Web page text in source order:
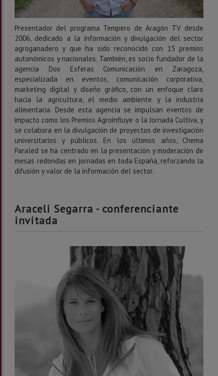
Presentador del programa Tempero de Aragón TV desde
2006, dedicado a la información y divulgación del sector
agroganadero y que ha sido reconocido con 15 premios
autonómicos y nacionales. También, es socio fundador de la
agencia Dos Esferas Comunicación en Zaragoza,
especializada en eventos, comunicación corporativa,
marketing digital y diseño gráfico, con un enfoque claro
hacia la agricultura, el medio ambiente y la industria
alimentaria. Desde esta agencia se impulsan eventos de
impacto como los Premios Agroinfluye o la Jornada Cultiva, y
se colabora en la divulgación de proyectos de investigación
universitarios y públicos. En los últimos años, Chema
Paraled se ha centrado en la presentación y moderación de
mesas redondas en jornadas en toda España, reforzando la
difusión y valor de la información del sector.
Araceli Segarra - conferenciante
invitada